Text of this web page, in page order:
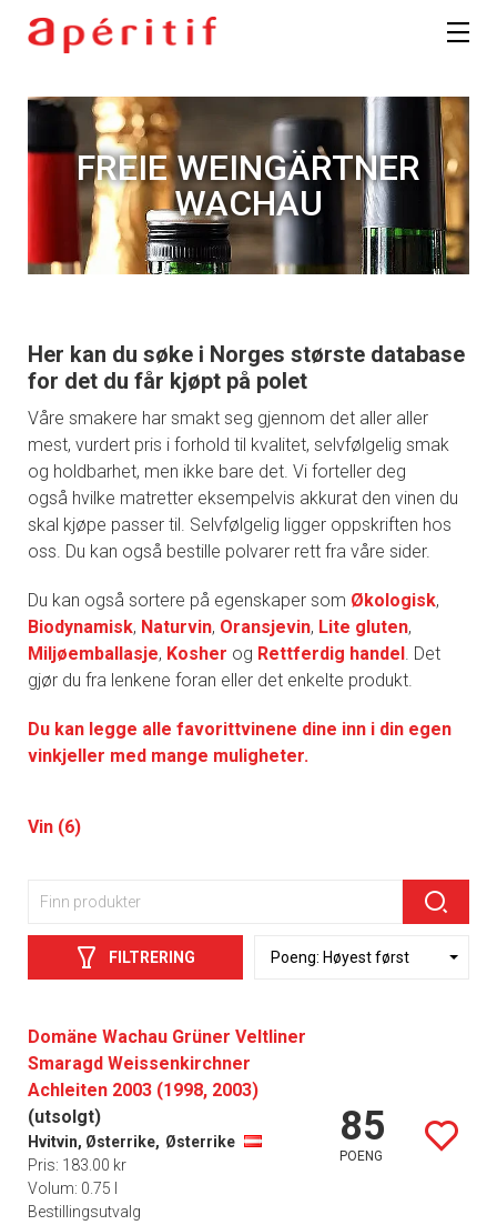
FREIE WEINGÄRTNER
WACHAU
Her kan du søke i Norges største database
for det du får kjøpt på polet
Våre smakere har smakt seg gjennom det aller aller
mest, vurdert pris i forhold til kvalitet, selvfølgelig smak
og holdbarhet, men ikke bare det. Vi forteller deg
også hvilke matretter eksempelvis akkurat den vinen du
skal kjøpe passer til. Selvfølgelig ligger oppskriften hos
oss. Du kan også bestille polvarer rett fra våre sider.
Du kan også sortere på egenskaper som Økologisk,
Biodynamisk, Naturvin, Oransjevin, Lite gluten,
Miljøemballasje, Kosher og Rettferdig handel. Det
gjør du fra lenkene foran eller det enkelte produkt.
Du kan legge alle favorittvinene dine inn i din egen
vinkjeller med mange muligheter.
Vin (6)
FILTRERING
Domäne Wachau Grüner Veltliner
Smaragd Weissenkirchner
Achleiten 2003 (1998, 2003)
(utsolgt)
Hvitvin, Østerrike, Østerrike
Pris: 183.00 kr
Volum: 0.75 l
Bestillingsutvalg
85
POENG